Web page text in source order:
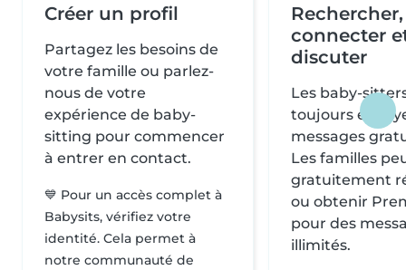
Créer un profil
Partagez les besoins de
votre famille ou parlez-
nous de votre
expérience de baby-
sitting pour commencer
à entrer en contact.
💙 Pour un accès complet à
Babysits, vérifiez votre
identité. Cela permet à
notre communauté de
Rechercher,
connecter
discuter
Les baby-
toujours
messages
Les familles
gratuitement
ou obtenir
pour des
illimités.